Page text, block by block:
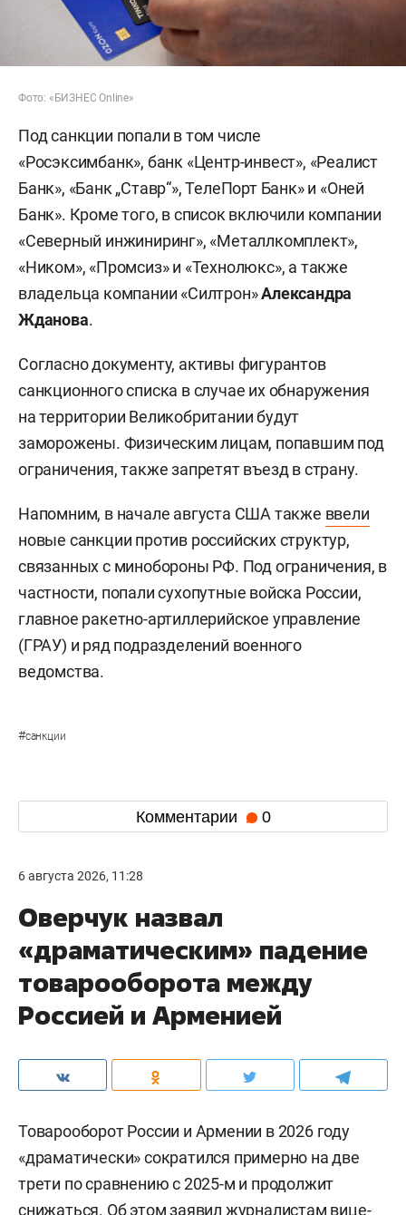
Фото: «БИЗНЕС Online»
Под санкции попали в том числе
«Росэксимбанк», банк «Центр-инвест», «Реалист
Банк», «Банк „Ставр“», ТелеПорт Банк» и «Оней
Банк». Кроме того, в список включили компании
«Северный инжиниринг», «Металлкомплект»,
«Ником», «Промсиз» и «Технолюкс», а также
владельца компании «Силтрон»Александра
Жданова.
Согласно документу, активы фигурантов
санкционного списка в случае их обнаружения
на территории Великобритании будут
заморожены. Физическим лицам, попавшим под
ограничения, также запретят въезд в страну.
Напомним, в начале августа США также ввели
новые санкции против российских структур,
связанных с минобороны РФ. Под ограничения, в
частности, попали сухопутные войска России,
главное ракетно-артиллерийское управление
(ГРАУ) и ряд подразделений военного
ведомства.
#санкции
Комментарии 0
6 августа 2026, 11:28
Оверчук назвал
«драматическим» падение
товарооборота между
Россией и Арменией
Товарооборот России и Армении в 2026 году
«драматически» сократился примерно на две
трети по сравнению с 2025-м и продолжит
снижаться. Об этом заявил журналистам вице-